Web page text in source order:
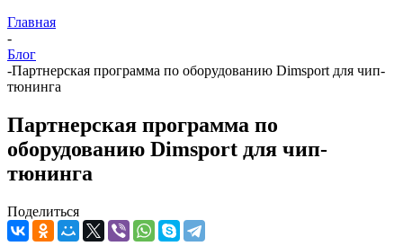
Главная
-
Блог
-Партнерская программа по оборудованию Dimsport для чип-
тюнинга
Партнерская программа по
оборудованию Dimsport для чип-
тюнинга
Поделиться